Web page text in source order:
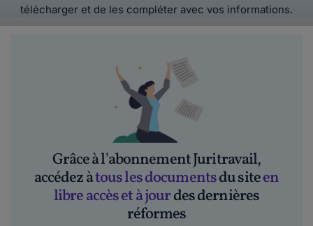
télécharger et de les compléter avec vos informations.
Grâce à l'abonnement Juritravail,
accédez àtous les documentsdu siteen
libre accès et à jourdes dernières
réformes